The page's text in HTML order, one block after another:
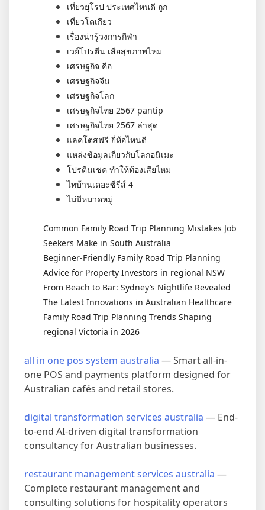
เที่ยวยุโรป ประเทศไหนดี ถูก
เที่ยวโตเกียว
เรื่องน่ารู้วงการกีฬา
เวย์โปรตีน เสียสุขภาพไหม
เศรษฐกิจ คือ
เศรษฐกิจจีน
เศรษฐกิจโลก
เศรษฐกิจไทย 2567 pantip
เศรษฐกิจไทย 2567 ล่าสุด
แลคโตสฟรี ยี่ห้อไหนดี
แหล่งข้อมูลเกี่ยวกับโลกอนิเมะ
โปรตีนเชค ทำให้ท้องเสียไหม
ไทบ้านเดอะซีรีส์ 4
ไม่มีหมวดหมู่
Common Family Road Trip Planning Mistakes Job
Seekers Make in South Australia
Beginner-Friendly Family Road Trip Planning
Advice for Property Investors in regional NSW
From Beach to Bar: Sydney’s Nightlife Revealed
The Latest Innovations in Australian Healthcare
Family Road Trip Planning Trends Shaping
regional Victoria in 2026
all in one pos system australia — Smart all-in-
one POS and payments platform designed for
Australian cafés and retail stores.
digital transformation services australia — End-
to-end AI-driven digital transformation
consultancy for Australian businesses.
restaurant management services australia —
Complete restaurant management and
consulting solutions for hospitality operators